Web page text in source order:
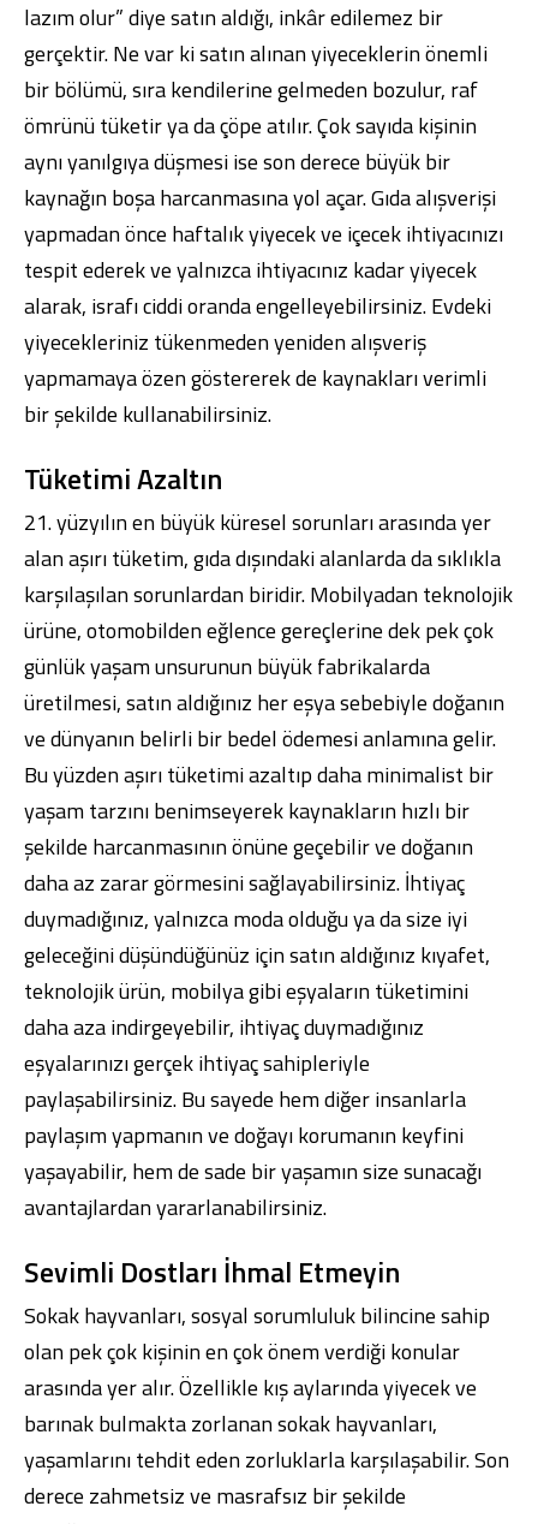
lazım olur” diye satın aldığı, inkâr edilemez bir
gerçektir. Ne var ki satın alınan yiyeceklerin önemli
bir bölümü, sıra kendilerine gelmeden bozulur, raf
ömrünü tüketir ya da çöpe atılır. Çok sayıda kişinin
aynı yanılgıya düşmesi ise son derece büyük bir
kaynağın boşa harcanmasına yol açar. Gıda alışverişi
yapmadan önce haftalık yiyecek ve içecek ihtiyacınızı
tespit ederek ve yalnızca ihtiyacınız kadar yiyecek
alarak, israfı ciddi oranda engelleyebilirsiniz. Evdeki
yiyecekleriniz tükenmeden yeniden alışveriş
yapmamaya özen göstererek de kaynakları verimli
bir şekilde kullanabilirsiniz.
Tüketimi Azaltın
21. yüzyılın en büyük küresel sorunları arasında yer
alan aşırı tüketim, gıda dışındaki alanlarda da sıklıkla
karşılaşılan sorunlardan biridir. Mobilyadan teknolojik
ürüne, otomobilden eğlence gereçlerine dek pek çok
günlük yaşam unsurunun büyük fabrikalarda
üretilmesi, satın aldığınız her eşya sebebiyle doğanın
ve dünyanın belirli bir bedel ödemesi anlamına gelir.
Bu yüzden aşırı tüketimi azaltıp daha minimalist bir
yaşam tarzını benimseyerek kaynakların hızlı bir
şekilde harcanmasının önüne geçebilir ve doğanın
daha az zarar görmesini sağlayabilirsiniz. İhtiyaç
duymadığınız, yalnızca moda olduğu ya da size iyi
geleceğini düşündüğünüz için satın aldığınız kıyafet,
teknolojik ürün, mobilya gibi eşyaların tüketimini
daha aza indirgeyebilir, ihtiyaç duymadığınız
eşyalarınızı gerçek ihtiyaç sahipleriyle
paylaşabilirsiniz. Bu sayede hem diğer insanlarla
paylaşım yapmanın ve doğayı korumanın keyfini
yaşayabilir, hem de sade bir yaşamın size sunacağı
avantajlardan yararlanabilirsiniz.
Sevimli Dostları İhmal Etmeyin
Sokak hayvanları, sosyal sorumluluk bilincine sahip
olan pek çok kişinin en çok önem verdiği konular
arasında yer alır. Özellikle kış aylarında yiyecek ve
barınak bulmakta zorlanan sokak hayvanları,
yaşamlarını tehdit eden zorluklarla karşılaşabilir. Son
derece zahmetsiz ve masrafsız bir şekilde